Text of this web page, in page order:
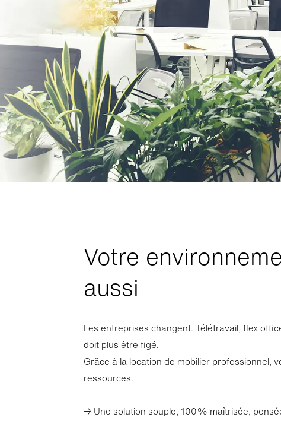
Votre
aussi
Les entreprises changent. Télétravail, flex
doit plus être figé.
Grâce à la location de mobilier professionnel,
ressources.
→ Une solution souple, 100% maîtrisée,